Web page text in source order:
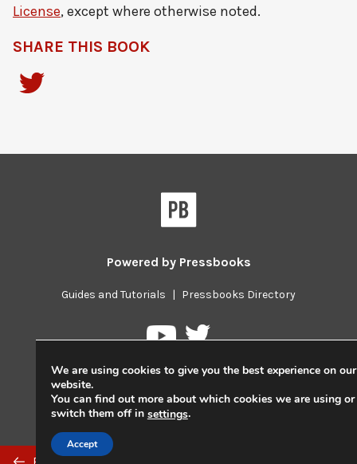
Previous/next
Previous: UI je povsod
License, except where otherwise noted.
SHARE THIS BOOK
Powered by Pressbooks
Guides and Tutorials | Pressbooks Directory
Pressbooks
YouTube
Pressbooks
Twitter
We are using cookies to give you the best experience on our
website.
You can find out more about which cookies we are using or
switch them off in settings.
Accept